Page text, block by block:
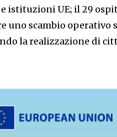
istituzioni UE; il 29
uno scambio operativo
la realizzazione di